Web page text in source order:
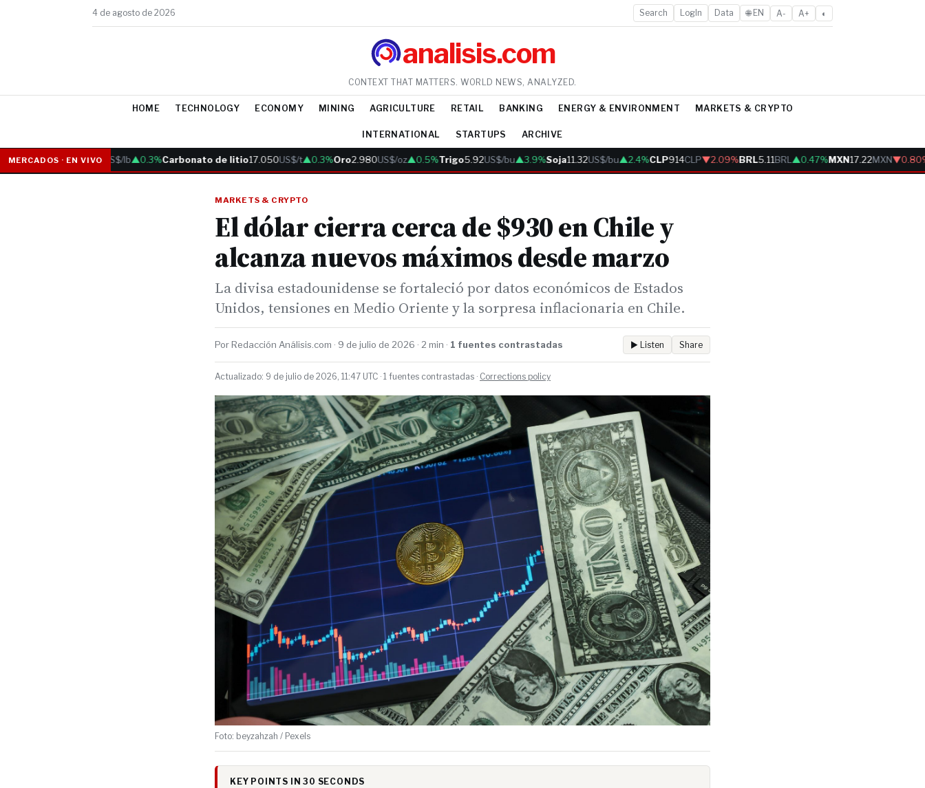
4 de agosto de 2026 Search LogIn Data 🌐 EN A- A+ ◐
analisis.com
CONTEXT THAT MATTERS. WORLD NEWS, ANALYZED.
HOME TECHNOLOGY ECONOMY MINING AGRICULTURE RETAIL BANKING ENERGY & ENVIRONMENT MARKETS & CRYPTO
INTERNATIONAL STARTUPS ARCHIVE
MERCADOS · EN VIVO
Cobre6.05US$/lb▲0.3%Carbonato de litio17.050US$/t▲0.3%Oro2.980US$/oz▲0.5% Trigo5.92US$/bu▲3.9% Soja11.32US$/bu▲2.4%CLP914CLP▼2.09%BRL5.11BRL▲0.47%MXN17.22MXN▼0.80%
MARKETS & CRYPTO
El dólar cierra cerca de $930 en Chile y
alcanza nuevos máximos desde marzo
La divisa estadounidense se fortaleció por datos económicos de Estados
Unidos, tensiones en Medio Oriente y la sorpresa inflacionaria en Chile.
Por Redacción Análisis.com · 9 de julio de 2026 · 2 min · 1 fuentes contrastadas ▶ Listen Share
Actualizado: 9 de julio de 2026, 11:47 UTC · 1 fuentes contrastadas · Corrections policy
Foto: beyzahzah / Pexels
KEY POINTS IN 30 SECONDS